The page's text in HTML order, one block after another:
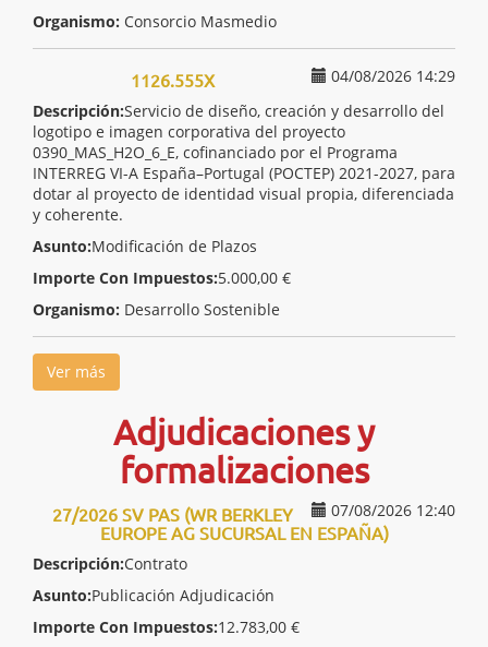
Organismo: Consorcio Masmedio
04/08/2026 14:29
1126.555X
Descripción:Servicio de diseño, creación y desarrollo del
logotipo e imagen corporativa del proyecto
0390_MAS_H2O_6_E, cofinanciado por el Programa
INTERREG VI-A España–Portugal (POCTEP) 2021-2027, para
dotar al proyecto de identidad visual propia, diferenciada
y coherente.
Asunto:Modificación de Plazos
Importe Con Impuestos:5.000,00 €
Organismo: Desarrollo Sostenible
Ver más
Adjudicaciones y
formalizaciones
07/08/2026 12:40
27/2026 SV PAS (WR BERKLEY
EUROPE AG SUCURSAL EN ESPAÑA)
Descripción:Contrato
Asunto:Publicación Adjudicación
Importe Con Impuestos:12.783,00 €